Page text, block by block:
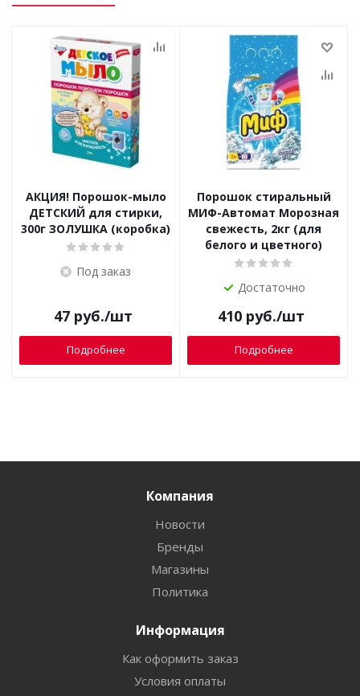
АКЦИЯ! Порошок-мыло
ДЕТСКИЙ для стирки,
300г ЗОЛУШКА (коробка)
Под заказ
47руб./шт
Подробнее
Порошок стиральный
МИФ-Автомат Морозная
свежесть, 2кг (для
белого и цветного)
Достаточно
410руб./шт
Подробнее
Компания
Новости
Бренды
Магазины
Политика
Информация
Как оформить заказ
Условия оплаты